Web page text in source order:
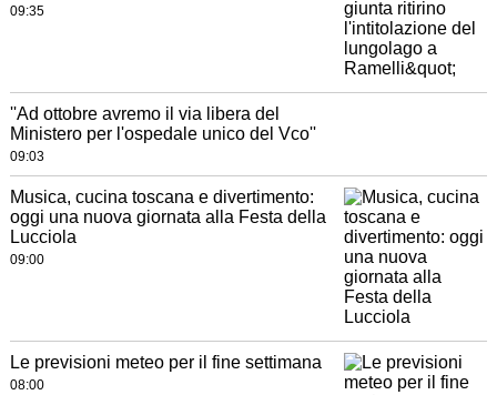
09:35
''Ad ottobre avremo il via libera del
Ministero per l'ospedale unico del Vco''
09:03
Musica, cucina toscana e divertimento:
oggi una nuova giornata alla Festa della
Lucciola
09:00
Le previsioni meteo per il fine settimana
08:00